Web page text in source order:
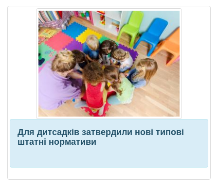
Для дитсадків затвердили нові типові
штатні нормативи